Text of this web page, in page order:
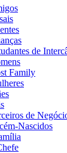
de
Family
de
Nascidos